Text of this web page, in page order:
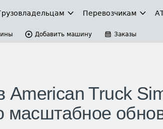
Перевозчикам
Добавить машину Заказы
American Truck
масштабное